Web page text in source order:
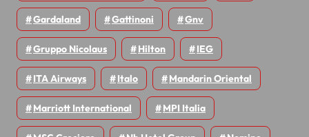
Gardaland Gattinoni Gnv
Gruppo Nicolaus Hilton IEG
ITA Airways Italo Mandarin Oriental
Marriott International MPI Italia